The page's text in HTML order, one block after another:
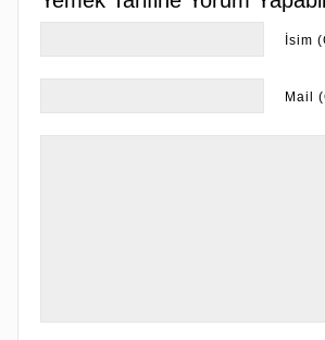
İsim
Mail